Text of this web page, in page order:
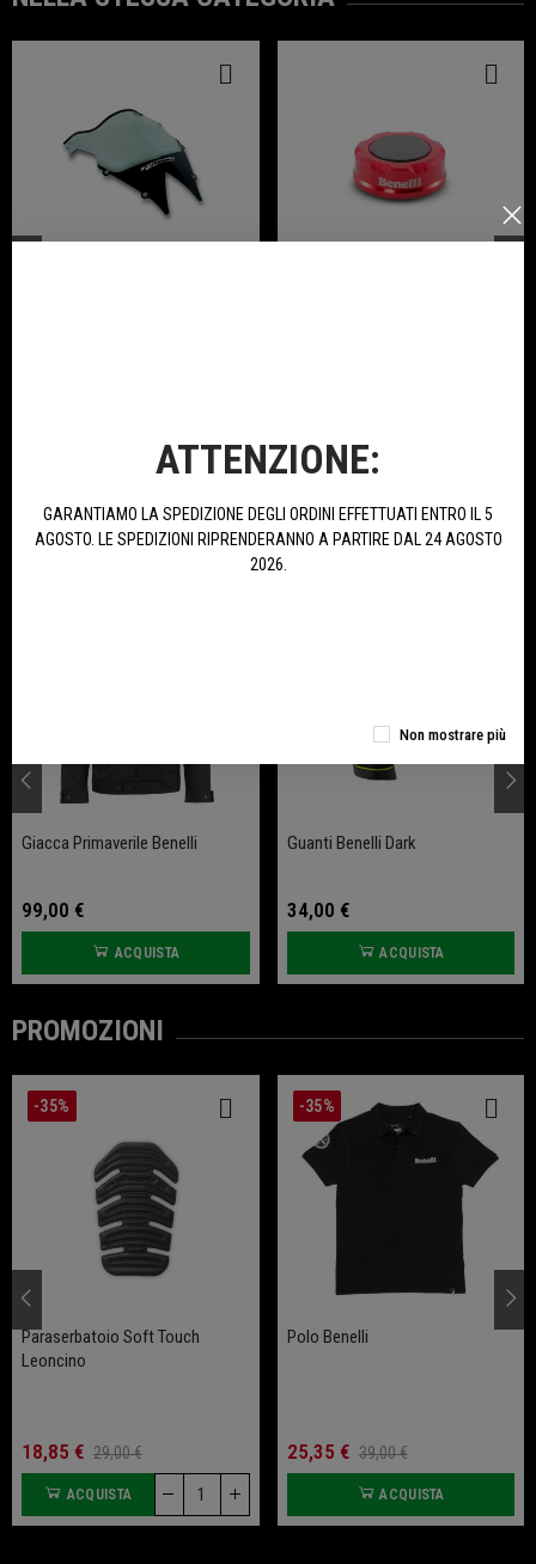
ULTIMI ARRIVI
Giacca Primaverile Benelli
99,00 €
ACQUISTA
Guanti Benelli Dark
34,00 €
ACQUISTA
PROMOZIONI
-35%
Paraserbatoio Soft Touch
Leoncino
18,85 € 29,00 €
ACQUISTA
-35%
Polo Benelli
25,35 € 39,00 €
ACQUISTA
ATTENZIONE:
GARANTIAMO LA SPEDIZIONE DEGLI ORDINI EFFETTUATI ENTRO IL 5
AGOSTO. LE SPEDIZIONI RIPRENDERANNO A PARTIRE DAL 24 AGOSTO
2026.
Non mostrare più